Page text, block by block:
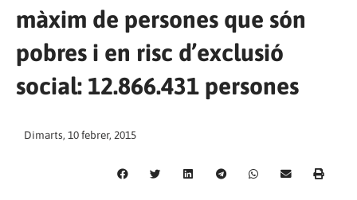
màxim de persones que són
pobres i en risc d’exclusió
social: 12.866.431 persones
Dimarts, 10 febrer, 2015